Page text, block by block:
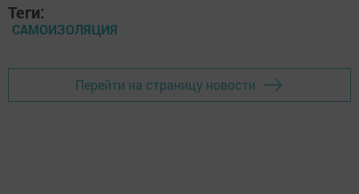
Теги:
САМОИЗОЛЯЦИЯ
Перейти на страницу новости